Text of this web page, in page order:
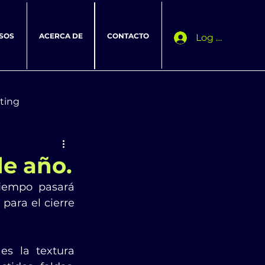
ACERCA DE CONTACTO Log In
año.
pasará
el cierre
la textura